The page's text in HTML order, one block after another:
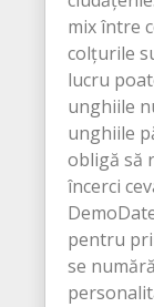
mix între
colțurile
lucru
unghiile
unghiile
obligă să
încerci
pentru
se